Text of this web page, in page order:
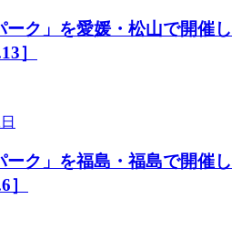
ーク」を愛媛・松山で開催し
］
ーク」を福島・福島で開催し